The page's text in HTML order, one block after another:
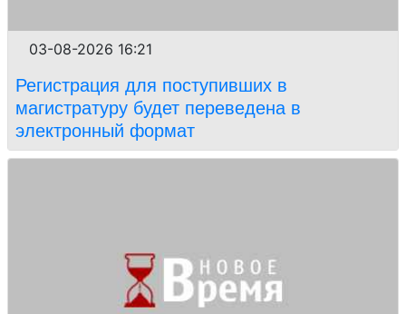
03-08-2026 16:21
Регистрация для поступивших в
магистратуру будет переведена в
электронный формат